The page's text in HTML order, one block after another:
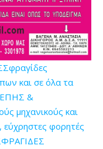
και σε όλα τα
&
μηχανικούς και
εύχρηστες φορητές